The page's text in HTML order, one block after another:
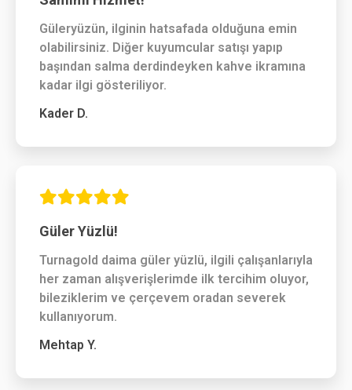
Güleryüzün, ilginin hatsafada olduğuna emin
olabilirsiniz. Diğer kuyumcular satışı yapıp
başından salma derdindeyken kahve ikramına
kadar ilgi gösteriliyor.
Kader D.
Güler Yüzlü!
Turnagold daima güler yüzlü, ilgili çalışanlarıyla
her zaman alışverişlerimde ilk tercihim oluyor,
bileziklerim ve çerçevem oradan severek
kullanıyorum.
Mehtap Y.